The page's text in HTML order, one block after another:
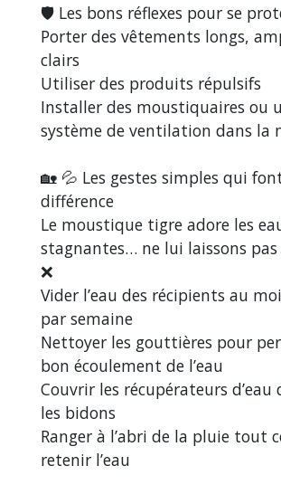
🛡️ Les bons réflexes pour se
Porter des vêtements longs,
clairs
Utiliser des produits répulsifs
Installer des moustiquaires ou
système de ventilation dans la
🏡 💦 Les gestes simples qui
différence
Le moustique tigre adore les
stagnantes… ne lui laissons pas
❌
Vider l’eau des récipients au
par semaine
Nettoyer les gouttières pour
bon écoulement de l’eau
Couvrir les récupérateurs d’eau
les bidons
Ranger à l’abri de la pluie tout
retenir l’eau